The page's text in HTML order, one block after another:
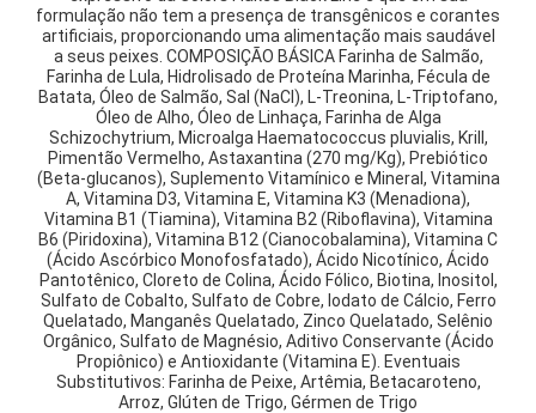
formulação não tem a presença de transgênicos e corantes
artificiais, proporcionando uma alimentação mais saudável
a seus peixes. COMPOSIÇÃO BÁSICA Farinha de Salmão,
Farinha de Lula, Hidrolisado de Proteína Marinha, Fécula de
Batata, Óleo de Salmão, Sal (NaCl), L-Treonina, L-Triptofano,
Óleo de Alho, Óleo de Linhaça, Farinha de Alga
Schizochytrium, Microalga Haematococcus pluvialis, Krill,
Pimentão Vermelho, Astaxantina (270 mg/Kg), Prebiótico
(Beta-glucanos), Suplemento Vitamínico e Mineral, Vitamina
A, Vitamina D3, Vitamina E, Vitamina K3 (Menadiona),
Vitamina B1 (Tiamina), Vitamina B2 (Riboflavina), Vitamina
B6 (Piridoxina), Vitamina B12 (Cianocobalamina), Vitamina C
(Ácido Ascórbico Monofosfatado), Ácido Nicotínico, Ácido
Pantotênico, Cloreto de Colina, Ácido Fólico, Biotina, Inositol,
Sulfato de Cobalto, Sulfato de Cobre, Iodato de Cálcio, Ferro
Quelatado, Manganês Quelatado, Zinco Quelatado, Selênio
Orgânico, Sulfato de Magnésio, Aditivo Conservante (Ácido
Propiônico) e Antioxidante (Vitamina E). Eventuais
Substitutivos: Farinha de Peixe, Artêmia, Betacaroteno,
Arroz, Glúten de Trigo, Gérmen de Trigo